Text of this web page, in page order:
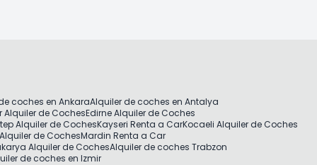
coches en AnkaraAlquiler de coches en Antalya
Alquiler de CochesEdirne Alquiler de Coches
Alquiler de CochesKayseri Renta a CarKocaeli Alquiler de Coches
de CochesMardin Renta a Car
Alquiler de CochesAlquiler de coches Trabzon
de coches en Izmir